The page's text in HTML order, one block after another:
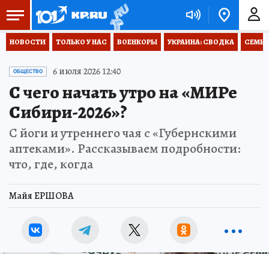
НОВОСТИ ТОЛЬКО У НАС ВОЕНКОРЫ УКРАИНА: СВОДКА
ОБЩЕСТВО 6 июля 2026 12:40
С чего начать утро на «МИРе
Сибири-2026»?
С йоги и утреннего чая с «Губернскими
аптеками». Рассказываем подробности:
что, где, когда
Майя ЕРШОВА